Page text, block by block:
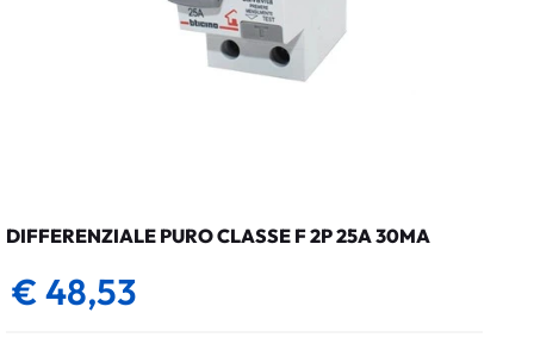
DIFFERENZIALE PURO CLASSE F 2P 25A 30MA
€ 48,53